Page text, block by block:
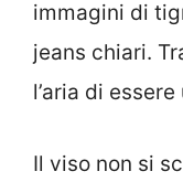
immagini di
jeans chiari.
l’aria di essere
Il viso non si